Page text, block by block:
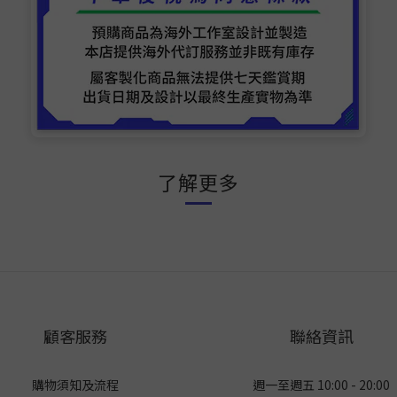
了解更多
顧客服務
購物須知及流程
聯絡資訊
週一至週五 10:00 - 20:00